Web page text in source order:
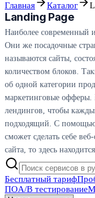
Главная
Каталог
Landing Page
Наиболее современный
Они же посадочные
называются сайты,
количеством блоков.
об одной категории
маркетинговые офферы.
лендингов, чтобы
подходящий. С помощью
сможет сделать себе
сайта, то здесь находится
Бесплатный тариф
ПОA/B тестирование